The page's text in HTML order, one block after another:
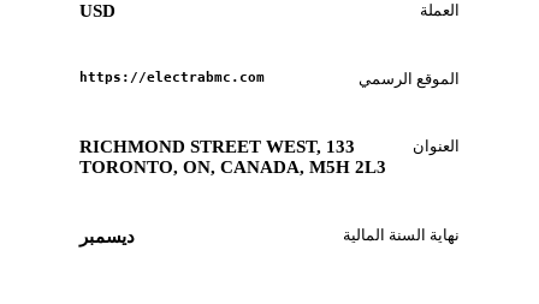
العملة USD
الموقع الرسمي https://electrabmc.com
العنوان
133 RICHMOND STREET WEST,
TORONTO, ON, CANADA, M5H 2L3
نهاية السنة المالية ديسمبر